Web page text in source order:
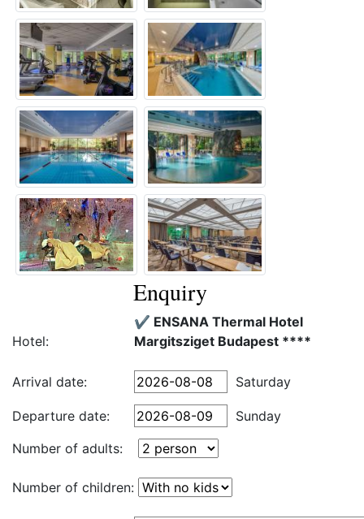
Enquiry
Hotel:
✔️ ENSANA Thermal Hotel
Margitsziget Budapest ****
Arrival date: Saturday
Departure date:
Sunday
Number of adults:
Number of children: